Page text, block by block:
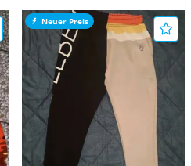
Neuer Preis